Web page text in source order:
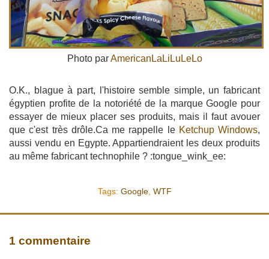
Photo parAmericanLaLiLuLeLo
O.K., blague à part, l'histoire semble simple, un fabricant
égyptien profite de la notoriété de la marque Google pour
essayer de mieux placer ses produits, mais il faut avouer
que c'est très drôle.Ca me rappelle le Ketchup Windows,
aussi vendu en Egypte. Appartiendraient les deux produits
au même fabricant technophile ? :tongue_wink_ee:
Tags: Google, WTF
1 commentaire